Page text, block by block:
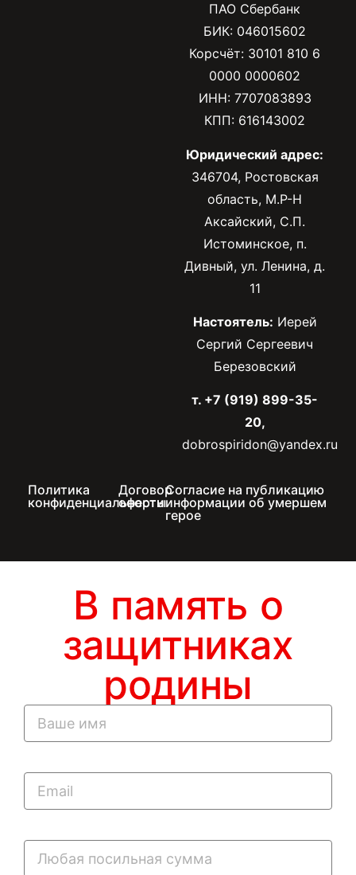
ПАО Сбербанк
БИК: 046015602
Корсчёт: 30101 810 6
0000 0000602
ИНН: 7707083893
КПП: 616143002
Юридический адрес:
346704, Ростовская
область, М.Р-Н
Аксайский, С.П.
Истоминское, п.
Дивный, ул. Ленина, д.
11
Настоятель: Иерей
Сергий Сергеевич
Березовский
т. +7 (919) 899-35-
20,
dobrospiridon@yandex.ru
Политика
конфиденциальности
Договор
оферты
Согласие на публикацию
информации об умершем
герое
В память о
защитниках
родины